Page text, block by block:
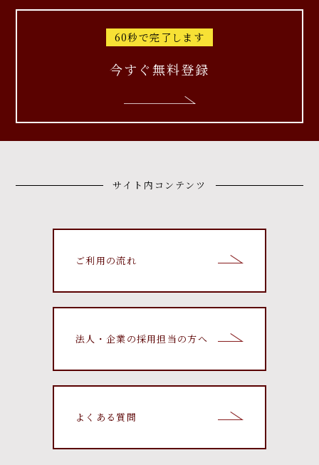
60秒で完了します
今すぐ無料登録
サイト内コンテンツ
ご利用の流れ
法人・企業の採用担当の方へ
よくある質問